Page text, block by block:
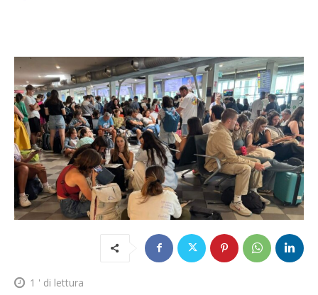
1 ' di lettura